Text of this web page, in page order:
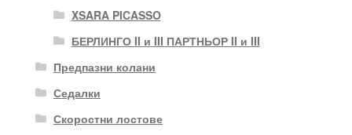
XSARA PICASSO
БЕРЛИНГО II и III ПАРТНЬОР II и III
Предпазни колани
Седалки
Скоростни лостове